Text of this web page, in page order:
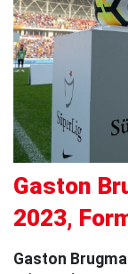
Gaston
2023,
Gaston